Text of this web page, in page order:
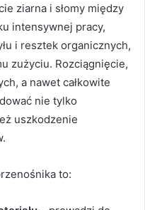
ziarna i słomy między
intensywnej pracy,
i resztek organicznych,
zużyciu. Rozciągnięcie,
a nawet całkowite
nie tylko
uszkodzenie
to: